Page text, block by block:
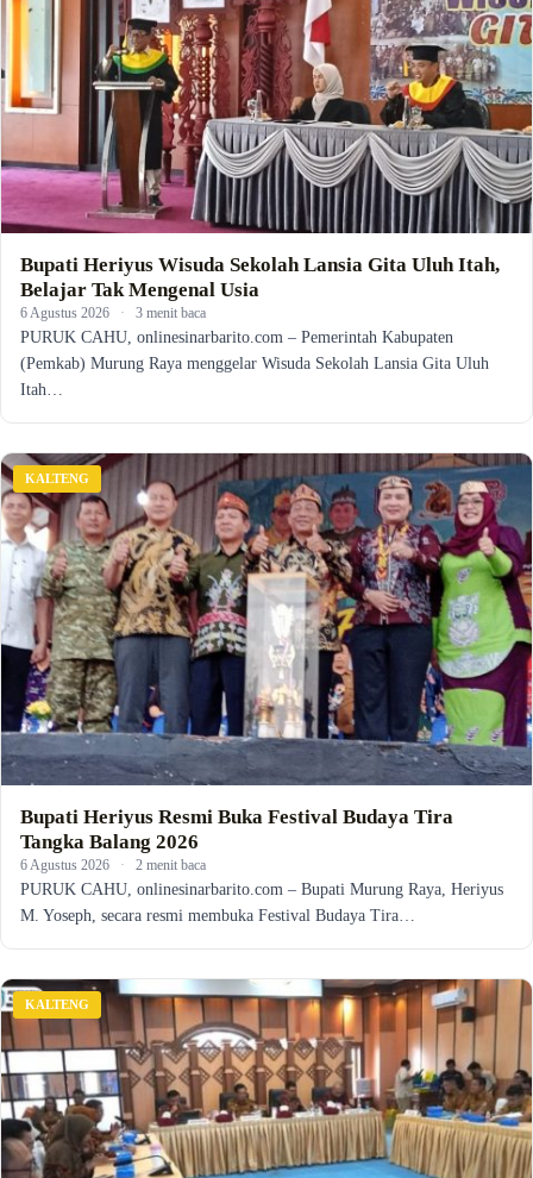
Bupati Heriyus Wisuda Sekolah Lansia Gita Uluh Itah,
Belajar Tak Mengenal Usia
6 Agustus 2026 · 3 menit baca
PURUK CAHU, onlinesinarbarito.com – Pemerintah Kabupaten
(Pemkab) Murung Raya menggelar Wisuda Sekolah Lansia Gita Uluh
Itah…
KALTENG
Bupati Heriyus Resmi Buka Festival Budaya Tira
Tangka Balang 2026
6 Agustus 2026 · 2 menit baca
PURUK CAHU, onlinesinarbarito.com – Bupati Murung Raya, Heriyus
M. Yoseph, secara resmi membuka Festival Budaya Tira…
KALTENG